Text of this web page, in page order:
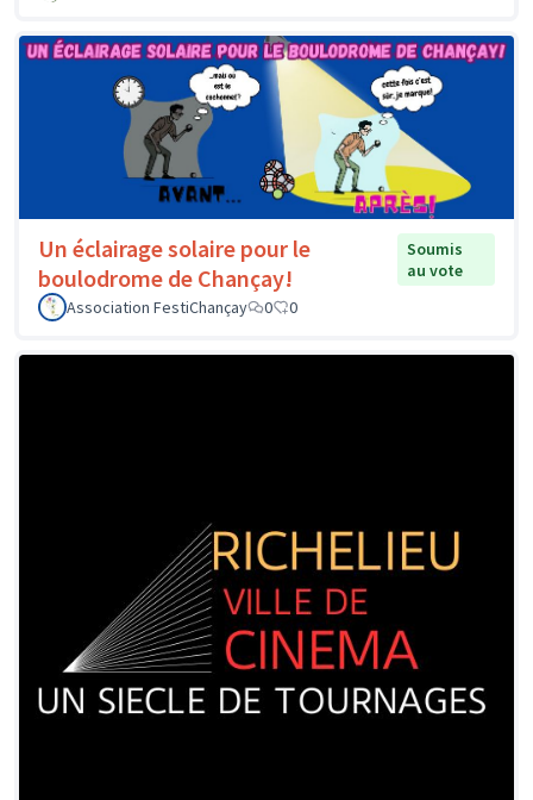
Un éclairage solaire pour le
boulodrome de Chançay!
Soumis
au vote
Association FestiChançay
0 0